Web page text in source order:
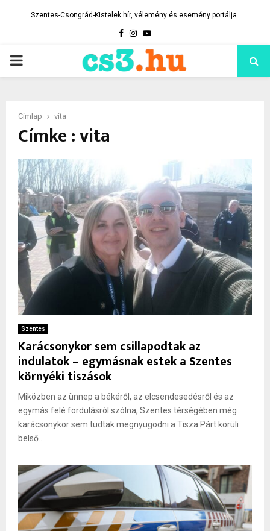
Szentes-Csongrád-Kistelek hír, vélemény és esemény portálja.
Facebook
Instagram
Youtube
PRIMARY
Címlap vita
Címke : vita
Szentes
Karácsonykor sem csillapodtak az
indulatok – egymásnak estek a Szentes
környéki tiszások
Miközben az ünnep a békéről, az elcsendesedésről és az
egymás felé fordulásról szólna, Szentes térségében még
karácsonykor sem tudtak megnyugodni a Tisza Párt körüli
belső...